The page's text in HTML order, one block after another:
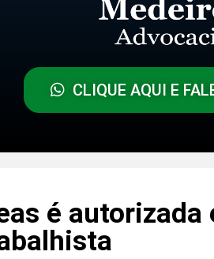
CLIQUE AQUI E
é autorizada